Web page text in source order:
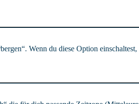
Wenn du diese Option